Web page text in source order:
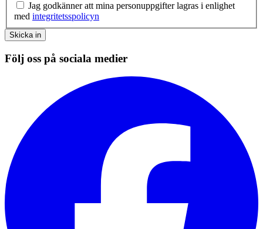
Jag godkänner att mina personuppgifter lagras i enlighet
med integritetsspolicyn
Skicka in
Följ oss på sociala medier